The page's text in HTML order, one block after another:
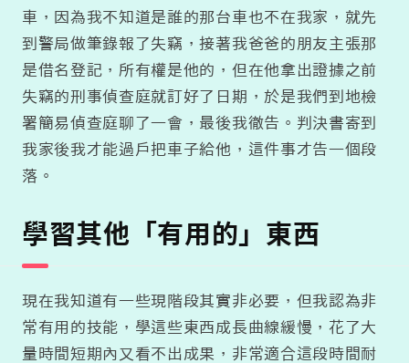
車，因為我不知道是誰的那台車也不在我家，就先
到警局做筆錄報了失竊，接著我爸爸的朋友主張那
是借名登記，所有權是他的，但在他拿出證據之前
失竊的刑事偵查庭就訂好了日期，於是我們到地檢
署簡易偵查庭聊了一會，最後我徹告。判決書寄到
我家後我才能過戶把車子給他，這件事才告一個段
落。
學習其他「有用的」東西
現在我知道有一些現階段其實非必要，但我認為非
常有用的技能，學這些東西成長曲線緩慢，花了大
量時間短期內又看不出成果，非常適合這段時間耐